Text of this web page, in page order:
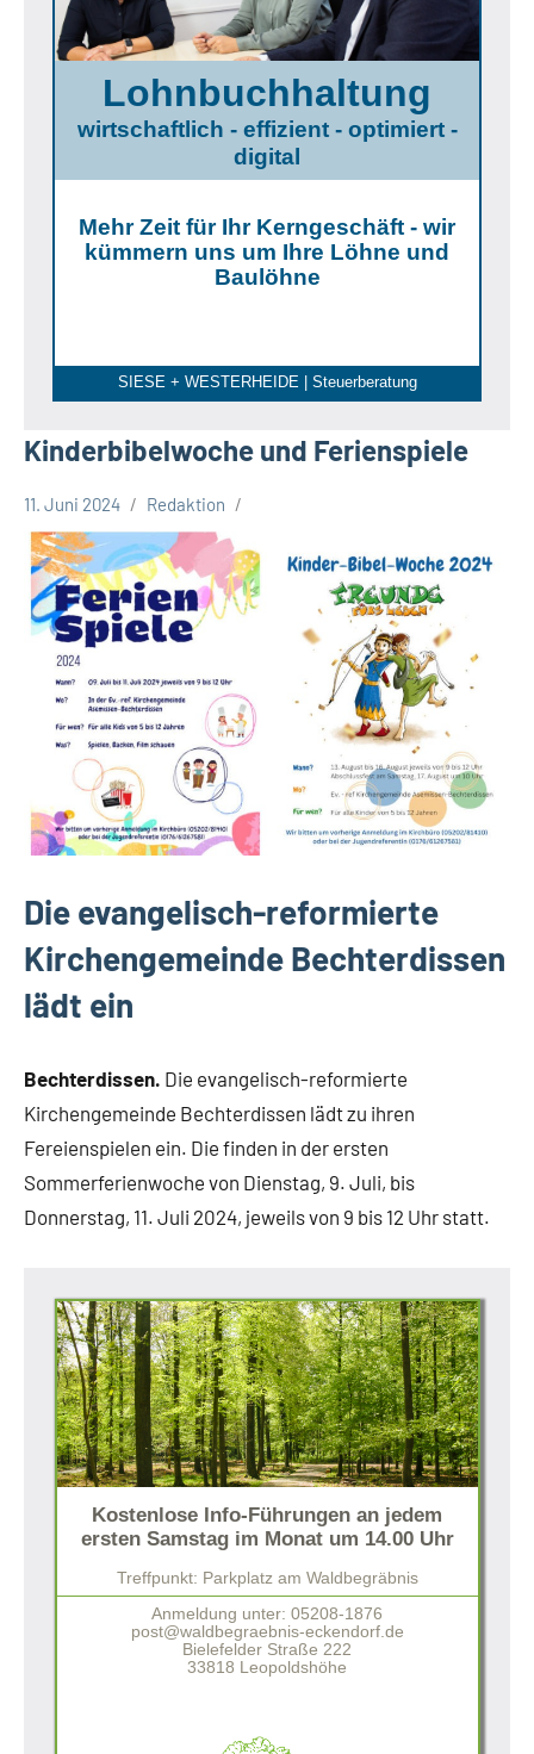
Lohnbuchhaltung
wirtschaftlich - effizient - optimiert -
digital
Mehr Zeit für Ihr Kerngeschäft - wir
kümmern uns um Ihre Löhne und
Baulöhne
SIESE + WESTERHEIDE | Steuerberatung
Kinderbibelwoche und Ferienspiele
Leopoldshöhe
11. Juni 2024 Redaktion
Die evangelisch-reformierte
Kirchengemeinde Bechterdissen
lädt ein
Bechterdissen. Die evangelisch-reformierte
Kirchengemeinde Bechterdissen lädt zu ihren
Fereienspielen ein. Die finden in der ersten
Sommerferienwoche von Dienstag, 9. Juli, bis
Donnerstag, 11. Juli 2024, jeweils von 9 bis 12 Uhr statt.
Kostenlose Info-Führungen an jedem
ersten Samstag im Monat um 14.00 Uhr
Treffpunkt: Parkplatz am Waldbegräbnis
Anmeldung unter: 05208-1876
post@waldbegraebnis-eckendorf.de
Bielefelder Straße 222
33818 Leopoldshöhe